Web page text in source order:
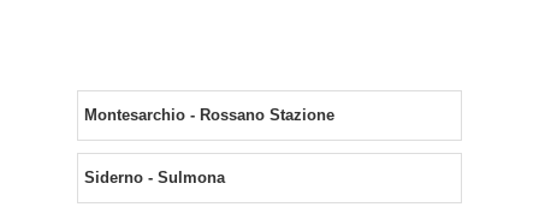
Montesarchio - Rossano Stazione
Siderno - Sulmona